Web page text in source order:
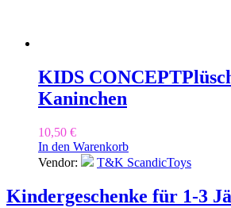
KIDS CONCEPT
Kaninchen
10,50 €
In den Warenkorb
Vendor:
T&K ScandicToys
Kindergeschenke für 1-3